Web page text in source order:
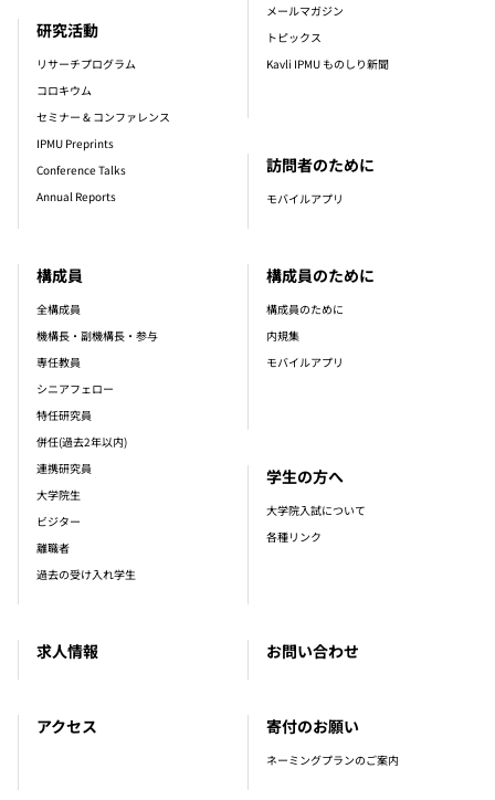
構成員
全構成員
機構長・副機構長・参与
専任教員
シニアフェロー
特任研究員
併任(過去2年以内)
連携研究員
大学院生
ビジター
離職者
過去の受け入れ学生
研究活動
リサーチプログラム
コロキウム
セミナー & コンファレンス
IPMU Preprints
Conference Talks
Annual Reports
メールマガジン
トピックス
Kavli IPMU ものしり新聞
求人情報
訪問者のために
モバイルアプリ
構成員のために
構成員のために
内規集
モバイルアプリ
学生の方へ
大学院入試について
各種リンク
アクセス
お問い合わせ
寄付のお願い
ネーミングプランのご案内